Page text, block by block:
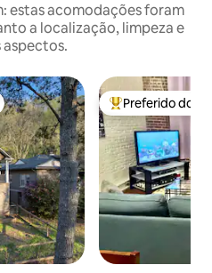
estas acomodações foram
a localização, limpeza e
dos hóspedes Entre os
Preferido dos